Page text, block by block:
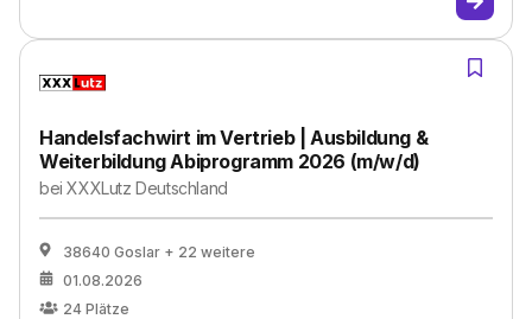
Handelsfachwirt im Vertrieb | Ausbildung &
Weiterbildung Abiprogramm 2026 (m/w/d)
beiXXXLutz Deutschland
38640 Goslar + 22 weitere
01.08.2026
24 Plätze